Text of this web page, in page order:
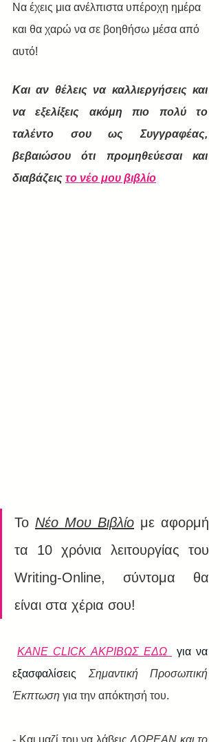
Να έχεις μια ανέλπιστα υπέροχη ημέρα
και θα χαρώ να σε βοηθήσω μέσα από
αυτό!
Και αν θέλεις να καλλιεργήσεις και
να εξελίξεις ακόμη πιο πολύ το
ταλέντο σου ως Συγγραφέας,
βεβαιώσου ότι προμηθεύεσαι και
διαβάζεις το νέο μου βιβλίο
Το Νέο Μου Βιβλίο με αφορμή
τα 10 χρόνια λειτουργίας του
Writing-Online, σύντομα θα
είναι στα χέρια σου!
ΚΑΝΕ CLICK ΑΚΡΙΒΩΣ ΕΔΩ
για να
εξασφαλίσεις Σημαντική Προσωπική
Έκπτωση για την απόκτησή του.
- Και μαζί του να λάβεις ΔΩΡΕΑΝ και το